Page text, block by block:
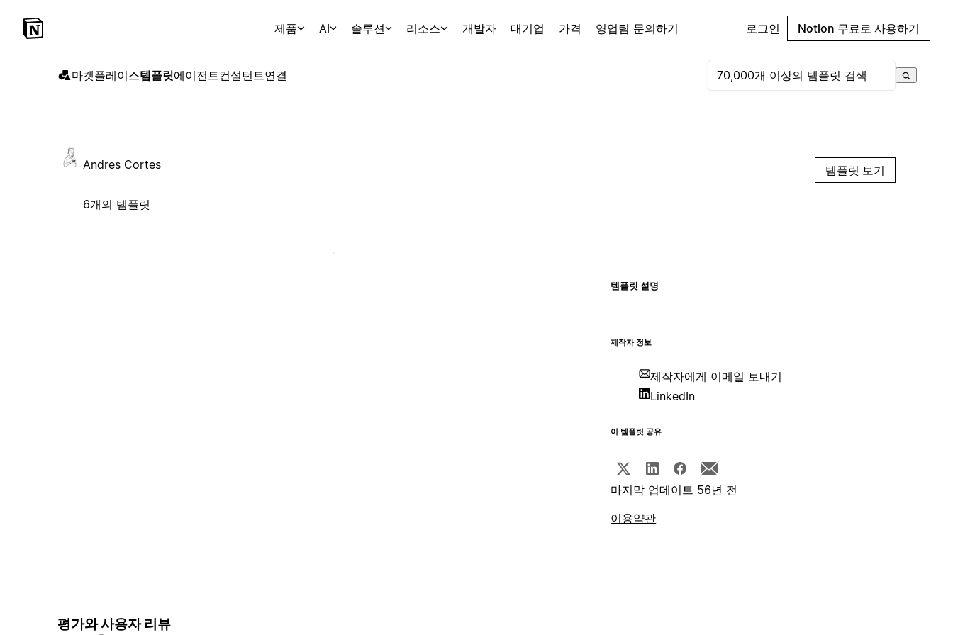
제품 AI 솔루션 리소스 개발자 대기업 가격 영업팀 문의하기 로그인 Notion 무료로 사용하기
마켓플레이스템플릿에이전트컨설턴트연결
Andres Cortes
6개의 템플릿
템플릿 보기
템플릿 설명
제작자 정보
제작자에게 이메일 보내기
LinkedIn
이 템플릿 공유
마지막 업데이트 56년 전
이용약관
평가와 사용자 리뷰